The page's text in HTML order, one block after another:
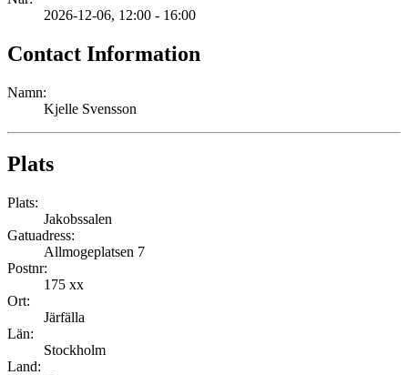
2026-12-06, 12:00 - 16:00
Contact Information
Namn:
Kjelle Svensson
Plats
Plats:
Jakobssalen
Gatuadress:
Allmogeplatsen 7
Postnr:
175 xx
Ort:
Järfälla
Län:
Stockholm
Land: